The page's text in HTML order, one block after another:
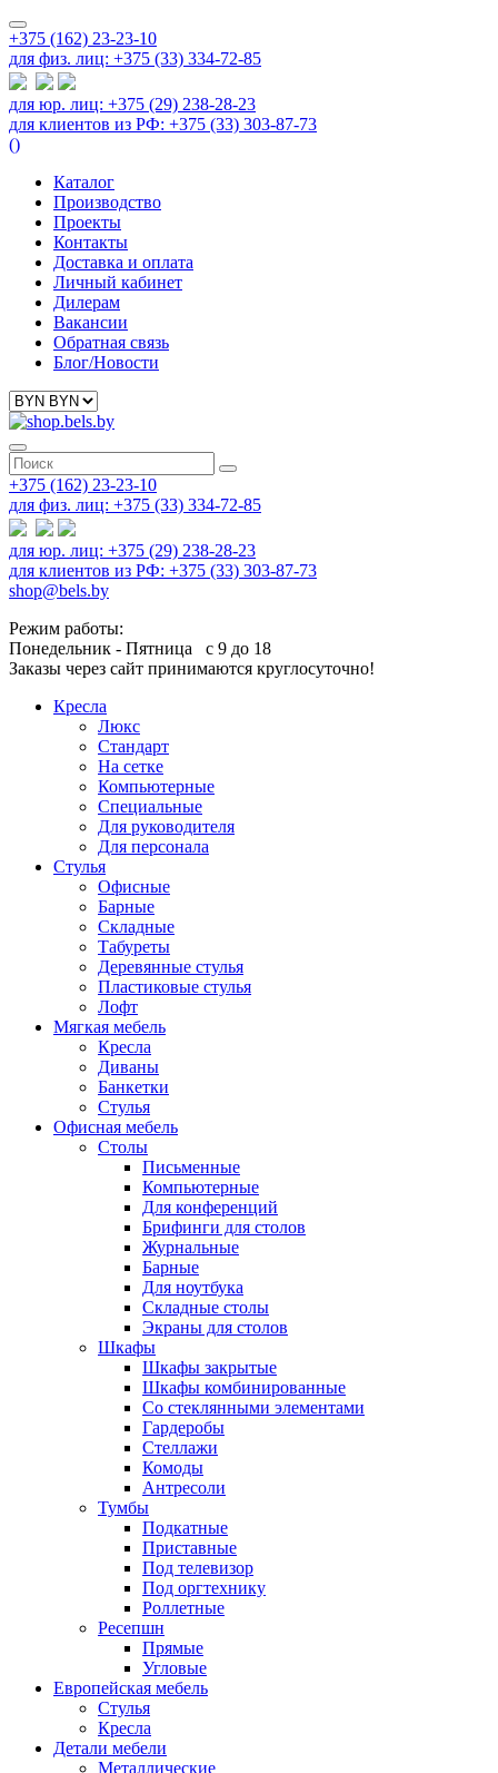
+375 (162) 23-23-10
для физ. лиц: +375 (33) 334-72-85
для юр. лиц: +375 (29) 238-28-23
для клиентов из РФ: +375 (33) 303-87-73
()
Каталог
Производство
Проекты
Контакты
Доставка и оплата
Личный кабинет
Дилерам
Вакансии
Обратная связь
Блог/Новости
+375 (162) 23-23-10
для физ. лиц: +375 (33) 334-72-85
для юр. лиц: +375 (29) 238-28-23
для клиентов из РФ: +375 (33) 303-87-73
shop@bels.by
Режим работы:
Понедельник - Пятница с 9 до 18
Заказы через сайт принимаются круглосуточно!
Кресла
Люкс
Стандарт
На сетке
Компьютерные
Специальные
Для руководителя
Для персонала
Стулья
Офисные
Барные
Складные
Табуреты
Деревянные стулья
Пластиковые стулья
Лофт
Мягкая мебель
Кресла
Диваны
Банкетки
Стулья
Офисная мебель
Столы
Письменные
Компьютерные
Для конференций
Брифинги для столов
Журнальные
Барные
Для ноутбука
Складные столы
Экраны для столов
Шкафы
Шкафы закрытые
Шкафы комбинированные
Со стеклянными элементами
Гардеробы
Стеллажи
Комоды
Антресоли
Тумбы
Подкатные
Приставные
Под телевизор
Под оргтехнику
Роллетные
Ресепшн
Прямые
Угловые
Европейская мебель
Стулья
Кресла
Детали мебели
Металлические